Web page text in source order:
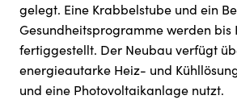
gelegt. Eine Krabbelstube und ein
Gesundheitsprogramme werden bis
fertiggestellt. Der Neubau verfügt
energieautarke Heiz- und
und eine Photovoltaikanlage nutzt.